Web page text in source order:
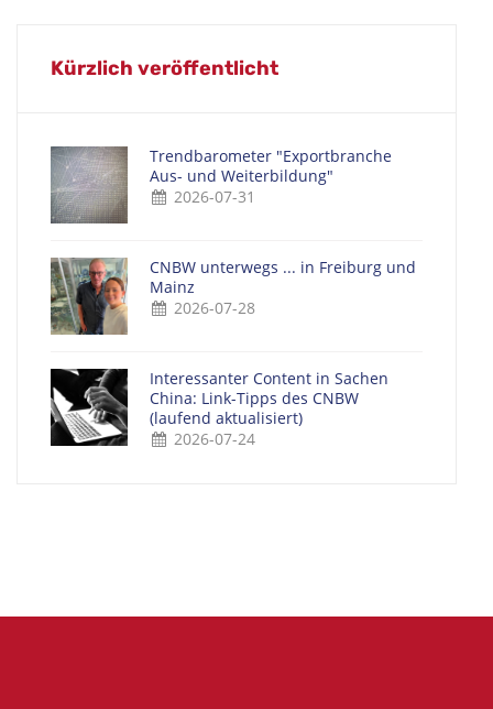
Kürzlich veröffentlicht
Trendbarometer "Exportbranche
Aus- und Weiterbildung"
2026-07-31
CNBW unterwegs ... in Freiburg und
Mainz
2026-07-28
Interessanter Content in Sachen
China: Link-Tipps des CNBW
(laufend aktualisiert)
2026-07-24